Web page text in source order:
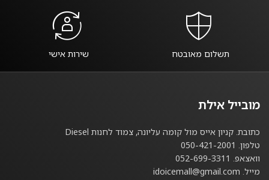
תשלום מאובטח שירות אישי
מובייל אילת
כתובת. קניון אייס מול קומה עליונה, צמוד לחנות Diesel
טלפון. 050-421-2001
וואצאפ. 052-699-3311
מייל. idoicemall@gmail.com